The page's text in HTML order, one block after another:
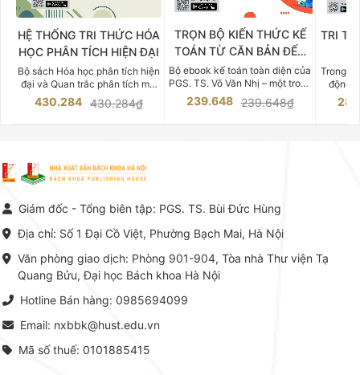
HỆ THỐNG TRI THỨC HÓA
HỌC PHÂN TÍCH HIỆN ĐẠI
Bộ sách Hóa học phân tích hiện
đại và Quan trắc phân tích môi
trường của Cố Giáo sư, Tiến sĩ
Phạm Luận là một trong những
vực Hóa học phân tích tại Việt
Nam hiện nay. Bộ sách mang
đến một hệ thống tri thức hoàn
thuật thực hành -> Ứng dụng
khoa Hà Nội ấn hành cả hai
430.284 430.284₫
TRỌN BỘ KIẾN THỨC KẾ
TOÁN TỪ CĂN BẢN ĐẾN
CHUYÊN SÂU
Bộ ebook kế toán toàn diện của
PGS. TS. Võ Văn Nhị – một trong
những chuyên gia hàng đầu,
giàu kinh nghiệm trong lĩnh vực
239.648 239.648₫
TRI
Trong
động
việc
tế và
lý. Các
Giám đốc - Tổng biên tập: PGS. TS. Bùi Đức Hùng
Địa chỉ: Số 1 Đại Cồ Việt, Phường Bạch Mai, Hà Nội
Văn phòng giao dịch: Phòng 901-904, Tòa nhà Thư viện Tạ
Quang Bửu, Đại học Bách khoa Hà Nội
Hotline Bán hàng: 0985694099
Email: nxbbk@hust.edu.vn
Mã số thuế: 0101885415